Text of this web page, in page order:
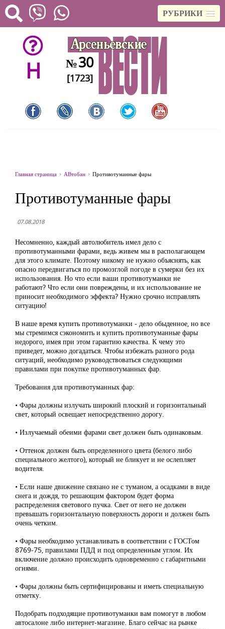
РУБРИКИ
H №30
[1723]
Главная страница АВтобан Противотуманные фары
Противотуманные фары
07.08.2018
Несомненно, каждый автолюбитель имел дело с
противотуманными фарами, ведь живем мы в располагающем
для этого климате. Поэтому никому не нужно объяснять, как
опасно передвигаться по промозглой погоде в сумерки без их
использования. Но что если ваши противотуманки не
работают? Что если они повреждены, и их использование не
приносит необходимого эффекта? Нужно срочно исправлять
ситуацию!
В наше время купить противотуманки - дело обыденное, но все
мы стремимся сэкономить и купить противотуманные фары
недорого, имея при этом гарантию качества. К чему это
приведет, можно догадаться. Чтобы избежать разного рода
ситуаций, необходимо руководствоваться следующими
правилами при покупке противотуманных фар.
Требования для противотуманных фар:
• Фары должны излучать широкий плоский и горизонтальный
свет, который освещает непосредственно дорогу.
• Излучаемый обеими фарами свет должен быть одинаковым.
• Оттенок должен быть определенного цвета (белого либо
специального желтого), который не бликует и не ослепляет
водителя.
• Если наше движение связано не с туманом, а осадками в виде
снега и дождя, то решающим фактором будет форма
распределения светового пучка. Свет от него не должен
превышать горизонтальную поверхность дороги и должен быть
очень четким.
• Фары необходимо устанавливать в соответствии с ГОСТом
8769-75, правилами ПДД и под определенным углом. Их
включение должно происходить одновременно с габаритными
огнями.
• Фары должны быть сертифицированы и иметь специальную
отметку.
Подобрать подходящие противотуманки вам помогут в любом
автосалоне либо интернет-магазине. Благо сейчас на рынке